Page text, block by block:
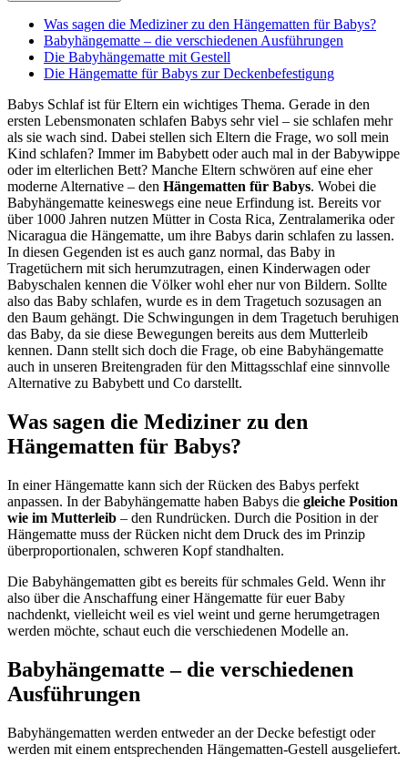
Was sagen die Mediziner zu den Hängematten für Babys?
Babyhängematte – die verschiedenen Ausführungen
Die Babyhängematte mit Gestell
Die Hängematte für Babys zur Deckenbefestigung
Babys Schlaf ist für Eltern ein wichtiges Thema. Gerade in den
ersten Lebensmonaten schlafen Babys sehr viel – sie schlafen mehr
als sie wach sind. Dabei stellen sich Eltern die Frage, wo soll mein
Kind schlafen? Immer im Babybett oder auch mal in der Babywippe
oder im elterlichen Bett? Manche Eltern schwören auf eine eher
moderne Alternative – den Hängematten für Babys. Wobei die
Babyhängematte keineswegs eine neue Erfindung ist. Bereits vor
über 1000 Jahren nutzen Mütter in Costa Rica, Zentralamerika oder
Nicaragua die Hängematte, um ihre Babys darin schlafen zu lassen.
In diesen Gegenden ist es auch ganz normal, das Baby in
Tragetüchern mit sich herumzutragen, einen Kinderwagen oder
Babyschalen kennen die Völker wohl eher nur von Bildern. Sollte
also das Baby schlafen, wurde es in dem Tragetuch sozusagen an
den Baum gehängt. Die Schwingungen in dem Tragetuch beruhigen
das Baby, da sie diese Bewegungen bereits aus dem Mutterleib
kennen. Dann stellt sich doch die Frage, ob eine Babyhängematte
auch in unseren Breitengraden für den Mittagsschlaf eine sinnvolle
Alternative zu Babybett und Co darstellt.
Was sagen die Mediziner zu den
Hängematten für Babys?
In einer Hängematte kann sich der Rücken des Babys perfekt
anpassen. In der Babyhängematte haben Babys die gleiche Position
wie im Mutterleib – den Rundrücken. Durch die Position in der
Hängematte muss der Rücken nicht dem Druck des im Prinzip
überproportionalen, schweren Kopf standhalten.
Die Babyhängematten gibt es bereits für schmales Geld. Wenn ihr
also über die Anschaffung einer Hängematte für euer Baby
nachdenkt, vielleicht weil es viel weint und gerne herumgetragen
werden möchte, schaut euch die verschiedenen Modelle an.
Babyhängematte – die verschiedenen
Ausführungen
Babyhängematten werden entweder an der Decke befestigt oder
werden mit einem entsprechenden Hängematten-Gestell ausgeliefert.